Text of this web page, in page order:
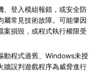
、登入模組報錯，或安全防
屬常見技術故障。可能肇因
案損毀，或程式執行權限受
動程式過舊、Windows未授
牆誤判遊戲程序為威脅進行